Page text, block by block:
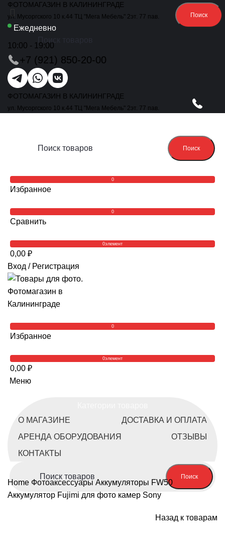
ФОТОМАГАЗИН В КАЛИНИНГРАДЕ
ул. Мусоргского 10 к.44 ТЦ "Мега Мебель" 2эт. 77 пав.
Ежедневно
10:00 - 19:00
+7 (921) 850-20-00
ФОТОМАГАЗИН В КАЛИНИНГРАДЕ
ул. Мусоргского 10 к.44 ТЦ "Мега Мебель" 2эт. 77 пав.
Поиск
0
Избранное
0
Сравнить
0элемент
0,00 ₽
Вход / Регистрация
0
Избранное
0элемент
0,00 ₽
Меню
О МАГАЗИНЕ
ДОСТАВКА И ОПЛАТА
АРЕНДА ОБОРУДОВАНИЯ
ОТЗЫВЫ
КОНТАКТЫ
Поиск
Home Фотоаксессуары Аккумуляторы FW50
Аккумулятор Fujimi для фото камер Sony
Назад к товарам
Поиск